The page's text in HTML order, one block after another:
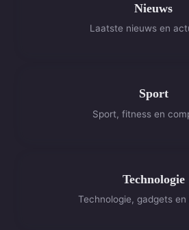
Nieuws
Laatste nieuws en
Sport
Sport, fitness en
Technologie
Technologie, gadgets en